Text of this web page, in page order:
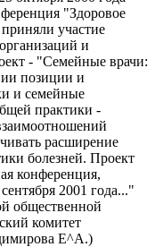
"Здоровое
участие
и
- "Семейные врачи:
позиции и
и семейные
практики -
расширение
болезней. Проект
конференция,
2001 года..."
общественной
комитет
Е^А.)